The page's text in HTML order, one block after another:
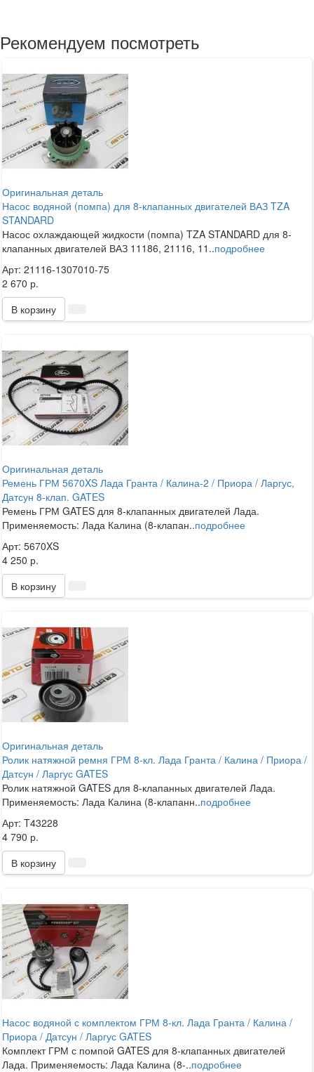
Рекомендуем посмотреть
Оригинальная деталь
Насос водяной (помпа) для 8-клапанных двигателей ВАЗ TZA
STANDARD
Насос охлаждающей жидкости (помпа) TZA STANDARD для 8-
клапанных двигателей ВАЗ 11186, 21116, 11..подробнее
Арт: 21116-1307010-75
2 670 р.
В корзину
Оригинальная деталь
Ремень ГРМ 5670XS Лада Гранта / Калина-2 / Приора / Ларгус,
Датсун 8-клап. GATES
Ремень ГРМ GATES для 8-клапанных двигателей Лада.
Применяемость: Лада Калина (8-клапан..подробнее
Арт: 5670XS
4 250 р.
В корзину
Оригинальная деталь
Ролик натяжной ремня ГРМ 8-кл. Лада Гранта / Калина / Приора /
Датсун / Ларгус GATES
Ролик натяжной GATES для 8-клапанных двигателей Лада.
Применяемость: Лада Калина (8-клапанн..подробнее
Арт: T43228
4 790 р.
В корзину
Насос водяной с комплектом ГРМ 8-кл. Лада Гранта / Калина /
Приора / Датсун / Ларгус GATES
Комплект ГРМ с помпой GATES для 8-клапанных двигателей
Лада. Применяемость: Лада Калина (8-..подробнее